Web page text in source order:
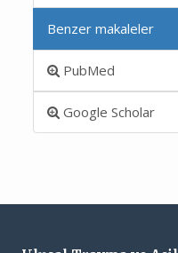
Benzer makaleler
PubMed
Google Scholar